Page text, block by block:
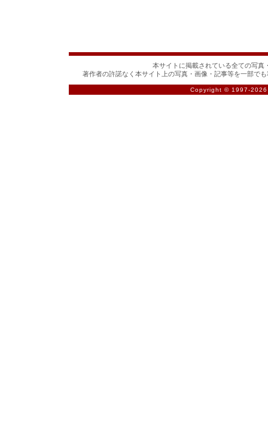
本サイトに掲載されている全ての写真
著作者の許諾なく本サイト上の写真・画像・記事等を一部で
Copyright © 1997-